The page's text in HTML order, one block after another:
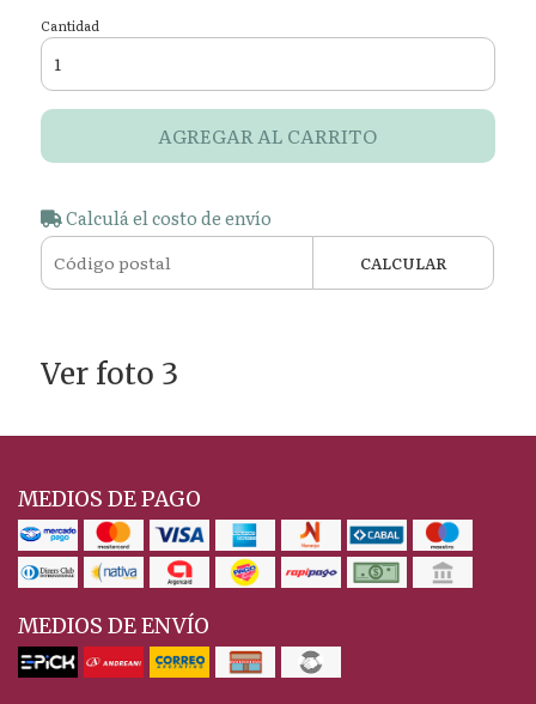
Cantidad
AGREGAR AL CARRITO
Calculá el costo de envío
CALCULAR
Ver foto 3
MEDIOS DE PAGO
MEDIOS DE ENVÍO